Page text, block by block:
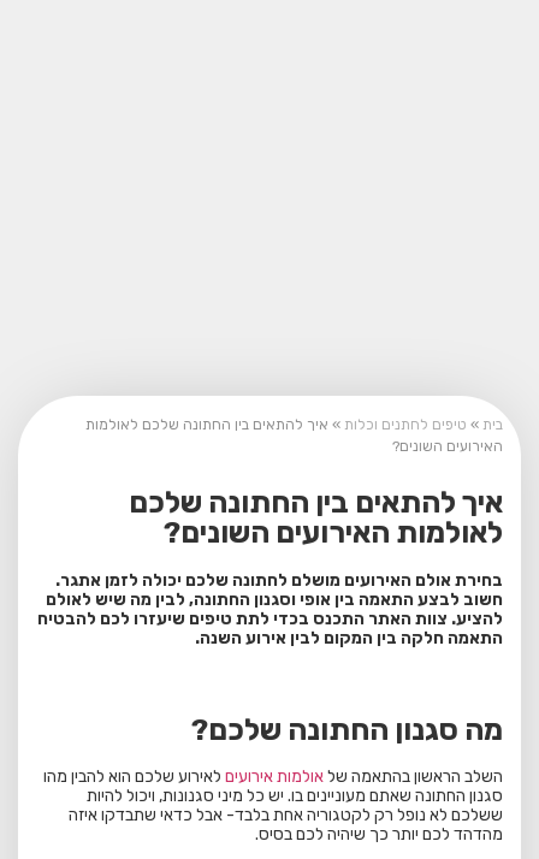
בית » טיפים לחתנים וכלות » איך להתאים בין החתונה שלכם לאולמות
האירועים השונים?
איך להתאים בין החתונה שלכם
לאולמות האירועים השונים?
בחירת אולם האירועים מושלם לחתונה שלכם יכולה לזמן אתגר.
חשוב לבצע התאמה בין אופי וסגנון החתונה, לבין מה שיש לאולם
להציע. צוות האתר התכנס בכדי לתת טיפים שיעזרו לכם להבטיח
התאמה חלקה בין המקום לבין אירוע השנה.
מה סגנון החתונה שלכם?
השלב הראשון בהתאמה שלאולמות אירועים לאירוע שלכם הוא להבין מהו
סגנון החתונה שאתם מעוניינים בו. יש כל מיני סגנונות, ויכול להיות
ששלכם לא נופל רק לקטגוריה אחת בלבד- אבל כדאי שתבדקו איזה
מהדהד לכם יותר כך שיהיה לכם בסיס.